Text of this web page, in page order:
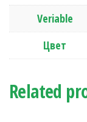
Veriable
Цвет
Related